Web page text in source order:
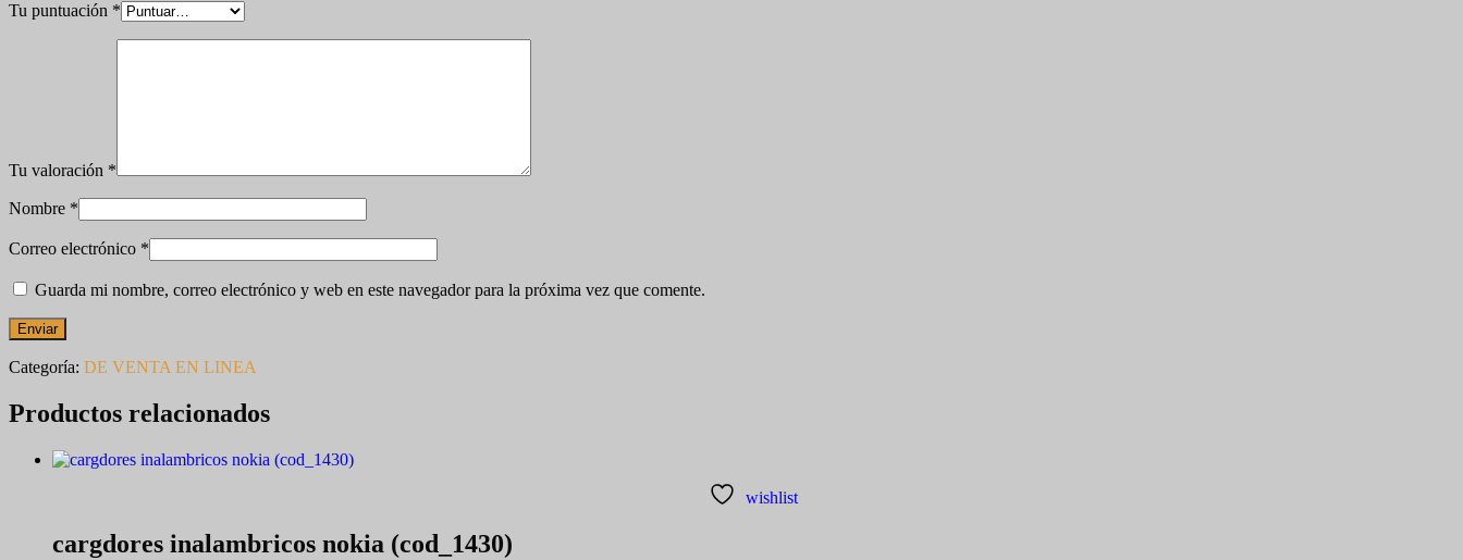
Tu puntuación *
Tu valoración *
Nombre *
Correo electrónico *
Guarda mi nombre, correo electrónico y web en este navegador para la próxima vez que comente.
Categoría: DE VENTA EN LINEA
Productos relacionados
wishlist
cargdores inalambricos nokia (cod_1430)